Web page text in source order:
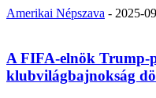
Amerikai Népszava - 2025-
A FIFA-elnök Trump-
klubvilágbajnokság